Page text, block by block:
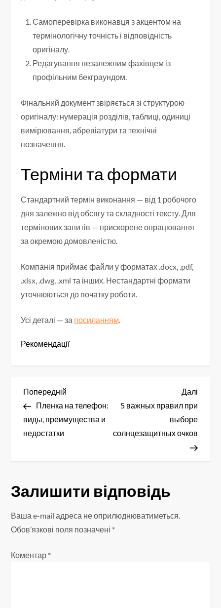
Самоперевірка виконавця з акцентом на
термінологічну точність і відповідність
оригіналу.
Редагування незалежним фахівцем із
профільним бекграундом.
Фінальний документ звіряється зі структурою
оригіналу: нумерація розділів, таблиці, одиниці
вимірювання, абревіатури та технічні
позначення.
Терміни та формати
Стандартний термін виконання — від 1 робочого
дня залежно від обсягу та складності тексту. Для
термінових запитів — прискорене опрацювання
за окремою домовленістю.
Компанія приймає файли у форматах .docx, .pdf,
.xlsx, .dwg, .xml та інших. Нестандартні формати
уточнюються до початку роботи.
Усі деталі — за посиланням.
Рекомендації
Н
а
в
а
ц
Попередній
запис
Попередній
Пленка на телефон:
виды, преимущества и
недостатки
запис
Далі
5 важных правил при
выборе
солнцезащитных очков
Залишити відповідь
Ваша e-mail адреса не оприлюднюватиметься.
Обов’язкові поля позначені *
Коментар *